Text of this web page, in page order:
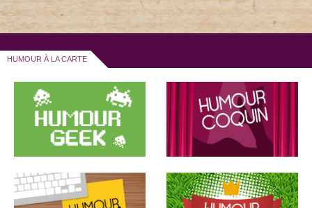
HUMOUR À LA CARTE